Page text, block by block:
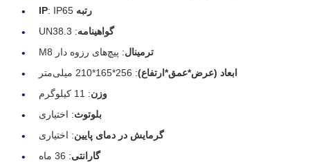
رتبه IP : IP65
گواهینامه: UN38.3
ترمینال: پیچ‌های رزوه دار M8
ابعاد (عرض*عمق*ارتفاع): 256*165*210 میلی‌متر
وزن: 11 کیلوگرم
بلوتوث: اختیاری
گرمایش در دمای پایین: اختیاری
گارانتی: 36 ماه